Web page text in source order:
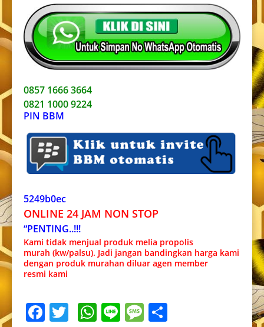
0857 1666 3664
0821 1000 9224
PIN BBM
5249b0ec
ONLINE 24 JAM NON STOP
“PENTING..!!!
Kami tidak menjual produk melia propolis
murah (kw/palsu). Jadi jangan bandingkan harga kami
dengan produk murahan diluar agen member
resmi kami
Facebook
TwitterWhatsApp
LineMessage